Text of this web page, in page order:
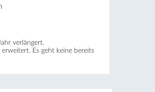
verlängert.
Es geht keine bereits